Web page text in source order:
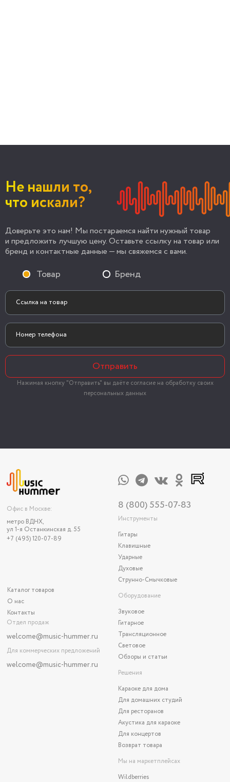
Не нашли то,
что искали?
Доверьте это нам! Мы постараемся найти нужный товар
и предложить лучшую цену. Оставьте ссылку на товар или
бренд и контактные данные — мы свяжемся с вами.
Товар Бренд
Отправить
Нажимая кнопку "Отправить" вы даёте согласие на обработку своих
персональных данных
Офис в Москве:
метро ВДНХ,
ул 1-я Останкинская д. 55
+7 (495) 120-07-89
Каталог товаров
О нас
Контакты
Отдел продаж
welcome@music-hummer.ru
Для коммерческих предложений
welcome@music-hummer.ru
8 (800) 555-07-83
Инструменты
Гитары
Клавишные
Ударные
Духовые
Струнно-Смычковые
Оборудование
Звуковое
Гитарное
Трансляционное
Световое
Обзоры и статьи
Решения
Караоке для дома
Для домашних студий
Для ресторанов
Акустика для караоке
Для концертов
Возврат товара
Мы на маркетплейсах
Wildberries